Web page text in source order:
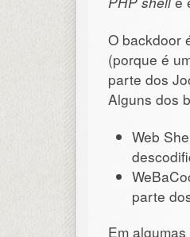
O backdoor
(porque é
parte dos
Alguns dos
Web
parte
Em